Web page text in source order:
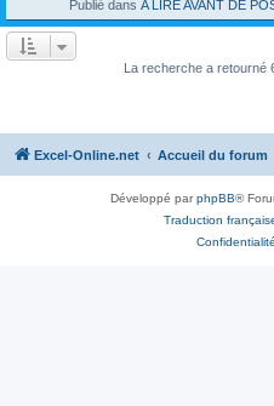
Publié dans A LIRE AVANT DE
La recherche a retourné
Excel-Online.net Accueil du forum
Développé parphpBB®
Traduction
Confidentialité